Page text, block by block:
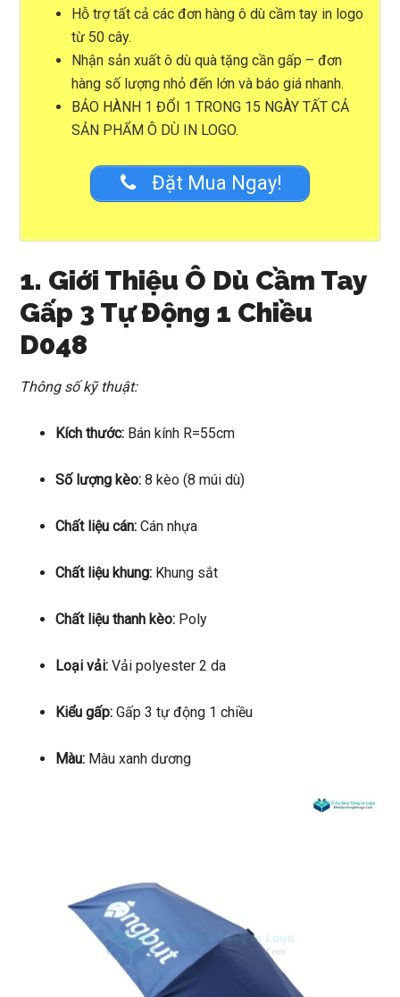
Hỗ trợ tất cả các đơn hàng ô dù cầm tay in logo
từ 50 cây.
Nhận sản xuất ô dù quà tặng cần gấp – đơn
hàng số lượng nhỏ đến lớn và báo giá nhanh.
BẢO HÀNH 1 ĐỔI 1 TRONG 15 NGÀY TẤT CẢ
SẢN PHẨM Ô DÙ IN LOGO.
Đặt Mua Ngay!
1. Giới Thiệu Ô Dù Cầm Tay
Gấp 3 Tự Động 1 Chiều
D048
Thông số kỹ thuật:
Kích thước: Bán kính R=55cm
Số lượng kèo:8 kèo (8 múi dù)
Chất liệu cán:Cán nhựa
Chất liệu khung: Khung sắt
Chất liệu thanh kèo: Poly
Loại vải:Vải polyester 2 da
Kiểu gấp:Gấp 3 tự động 1 chiều
Màu: Màu xanh dương